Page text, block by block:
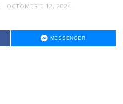
OCTOMBRIE 12, 2024
MESSENGER